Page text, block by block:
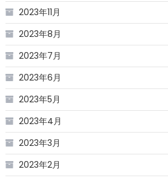
2023年11月
2023年8月
2023年7月
2023年6月
2023年5月
2023年4月
2023年3月
2023年2月